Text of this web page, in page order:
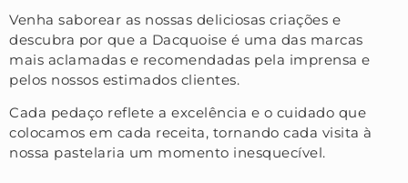
Venha saborear as nossas deliciosas criações e
descubra por que a Dacquoise é uma das marcas
mais aclamadas e recomendadas pela imprensa e
pelos nossos estimados clientes.
Cada pedaço reflete a excelência e o cuidado que
colocamos em cada receita, tornando cada visita à
nossa pastelaria um momento inesquecível.